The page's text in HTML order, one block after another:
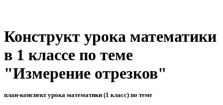
Конструкт урока математики
в 1 классе по теме
"Измерение отрезков"
план-конспект урока математики (1 класс) по теме